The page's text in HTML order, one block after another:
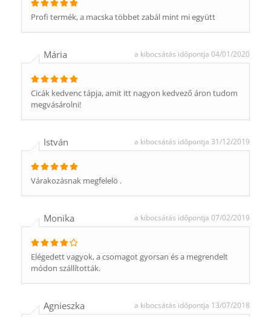
Profi termék, a macska többet zabál mint mi együtt
Mária a kibocsátás időpontja 04/01/2020
Cicák kedvenc tápja, amit itt nagyon kedvező áron tudom
megvásárolni!
István a kibocsátás időpontja 31/12/2019
Várakozásnak megfelelö .
Monika a kibocsátás időpontja 07/02/2019
Elégedett vagyok, a csomagot gyorsan és a megrendelt
módon szállították.
Agnieszka a kibocsátás időpontja 13/07/2018